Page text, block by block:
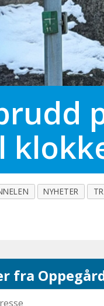
NYHETER
fra